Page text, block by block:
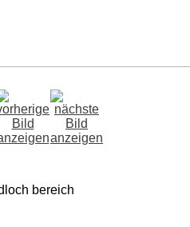
bereich